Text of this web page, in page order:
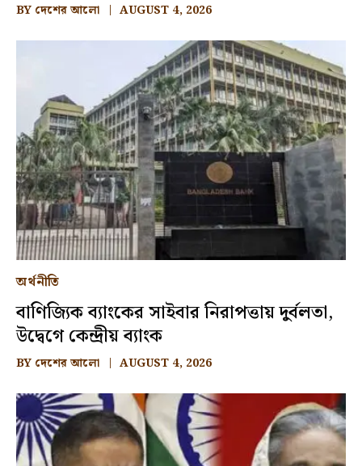
BY দেশের আলো AUGUST 4, 2026
অর্থনীতি
বাণিজ্যিক ব্যাংকের সাইবার নিরাপত্তায় দুর্বলতা,
উদ্বেগে কেন্দ্রীয় ব্যাংক
BY দেশের আলো AUGUST 4, 2026